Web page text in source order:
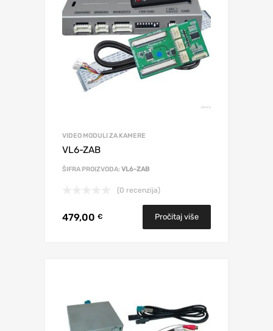
VIDEO MODULI ZA KAMERE
VL6-ZAB
ŠIFRA PROIZVODA: VL6-ZAB
(0 recenzija)
479,00 € Pročitaj više